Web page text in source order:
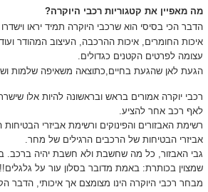
מה מאפיין את קטגוריות רכבי היוקרה?
הדבר הכי בסיסי הוא שרכבי היוקרה תמיד יראו
איכות החומרים, איכות ההרכבה, העיצוב המהודר
עצומה לפרטים הקטנים כגדולים.
הגעת לאן שהגעת בחיים,כתוצאה משאיפה שלמות
רכבי יוקרה אמורים בראש ובראשונה להיות אלו
לאף רכב אחר להציע.
רשימת האבזורים והפינוקים ורשימת אביזרי
אביזרי הבטיחות של הרכבים הרגילים של מחר.
גבי האבזור, כל מה שחשבת ולא חשבת יהיה ברכב.
שמצוין בכותרת: באמת מדובר בסלון עור על
מבחר רכבי היוקרה הינו מצומצם אך איכותי, הדבר